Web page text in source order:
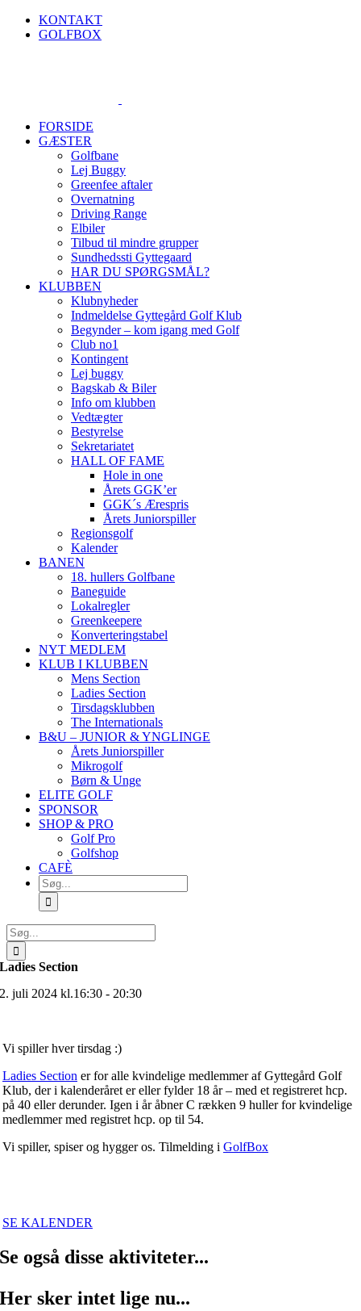
Skip
KONTAKT
GOLFBOX
FORSIDE
GÆSTER
Golfbane
Lej Buggy
Greenfee aftaler
Overnatning
Driving Range
Elbiler
Tilbud til mindre grupper
Sundhedssti Gyttegaard
HAR DU SPØRGSMÅL?
KLUBBEN
Klubnyheder
Indmeldelse Gyttegård Golf Klub
Begynder – kom igang med Golf
Club no1
Kontingent
Lej buggy
Bagskab & Biler
Info om klubben
Vedtægter
Bestyrelse
Sekretariatet
HALL OF FAME
Hole in one
Årets GGK’er
GGK´s Ærespris
Årets Juniorspiller
Regionsgolf
Kalender
BANEN
18. hullers Golfbane
Baneguide
Lokalregler
Greenkeepere
Konverteringstabel
NYT MEDLEM
KLUB I KLUBBEN
Mens Section
Ladies Section
Tirsdagsklubben
The Internationals
B&U – JUNIOR & YNGLINGE
Årets Juniorspiller
Mikrogolf
Børn & Unge
ELITE GOLF
SPONSOR
SHOP & PRO
Golf Pro
Golfshop
CAFÈ
Søg
efter:
Søg
efter:
Ladies Section
2. juli 2024 kl.16:30 - 20:30
Vi spiller hver tirsdag :)
Ladies Section er for alle kvindelige medlemmer af Gyttegård Golf
Klub, der i kalenderåret er eller fylder 18 år – med et registreret hcp.
på 40 eller derunder. Igen i år åbner C rækken 9 huller for kvindelige
medlemmer med registret hcp. op til 54.
Vi spiller, spiser og hygger os. Tilmelding i GolfBox
SE KALENDER
Se også disse aktiviteter...
Her sker intet lige nu...